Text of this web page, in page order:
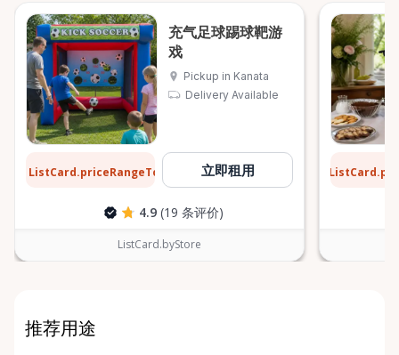
充气足球踢球靶游
戏
Pickup in Kanata
Delivery Available
ListCard.priceRangeTo 立即租用
4.9 (19 条评价)
ListCard.byStore
推荐用途